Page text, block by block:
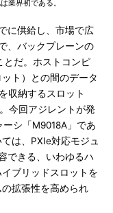
業界初である。
に供給し、市場で広
、バックプレーンの
とだ。ホストコンピ
ト）との間のデータ
収納するスロット
今回アジレントが発
シ「M9018A」であ
は、PXIe対応モジュ
できる、いわゆるハ
ブリッドスロットを
拡張性を高められ